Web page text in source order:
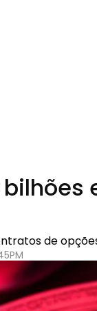
de